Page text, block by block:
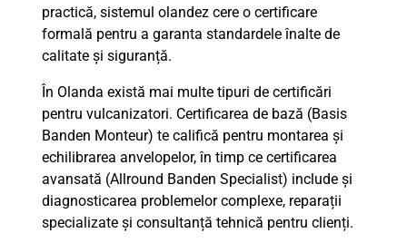
practică, sistemul olandez cere o certificare
formală pentru a garanta standardele înalte de
calitate și siguranță.
În Olanda există mai multe tipuri de certificări
pentru vulcanizatori. Certificarea de bază (Basis
Banden Monteur) te califică pentru montarea și
echilibrarea anvelopelor, în timp ce certificarea
avansată (Allround Banden Specialist) include și
diagnosticarea problemelor complexe, reparații
specializate și consultanță tehnică pentru clienți.